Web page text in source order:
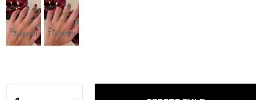
Tükendi Tükendi